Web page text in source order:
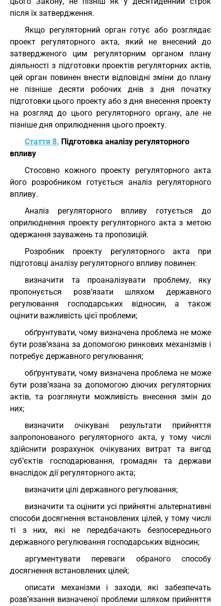
після їх затвердження.
Якщо регуляторний орган готує або розглядає
проект регуляторного акта, який не внесений до
затвердженого цим регуляторним органом плану
діяльності з підготовки проектів регуляторних актів,
цей орган повинен внести відповідні зміни до плану
не пізніше десяти робочих днів з дня початку
підготовки цього проекту або з дня внесення проекту
на розгляд до цього регуляторного органу, але не
пізніше дня оприлюднення цього проекту.
Стаття 8. Підготовка аналізу регуляторного
впливу
Стосовно кожного проекту регуляторного акта
його розробником готується аналіз регуляторного
впливу.
Аналіз регуляторного впливу готується до
оприлюднення проекту регуляторного акта з метою
одержання зауважень та пропозицій.
Розробник проекту регуляторного акта при
підготовці аналізу регуляторного впливу повинен:
визначити та проаналізувати проблему, яку
пропонується розв’язати шляхом державного
регулювання господарських відносин, а також
оцінити важливість цієї проблеми;
обґрунтувати, чому визначена проблема не може
бути розв’язана за допомогою ринкових механізмів і
потребує державного регулювання;
обґрунтувати, чому визначена проблема не може
бути розв’язана за допомогою діючих регуляторних
актів, та розглянути можливість внесення змін до
них;
визначити очікувані результати прийняття
запропонованого регуляторного акта, у тому числі
здійснити розрахунок очікуваних витрат та вигод
суб’єктів господарювання, громадян та держави
внаслідок дії регуляторного акта;
визначити цілі державного регулювання;
визначити та оцінити усі прийнятні альтернативні
способи досягнення встановлених цілей, у тому числі
ті з них, які не передбачають безпосереднього
державного регулювання господарських відносин;
аргументувати переваги обраного способу
досягнення встановлених цілей;
описати механізми і заходи, які забезпечать
розв’язання визначеної проблеми шляхом прийняття